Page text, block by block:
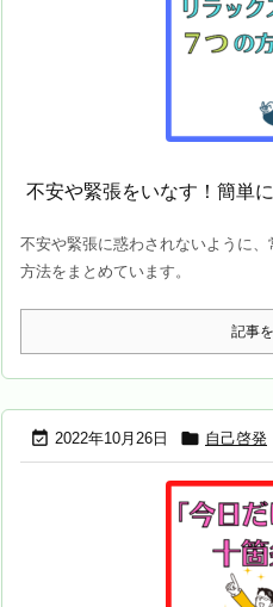
不安や緊張をいなす！簡単
不安や緊張に惑わされないように
方法をまとめています。
記事
 2022年10月26日  自己啓発